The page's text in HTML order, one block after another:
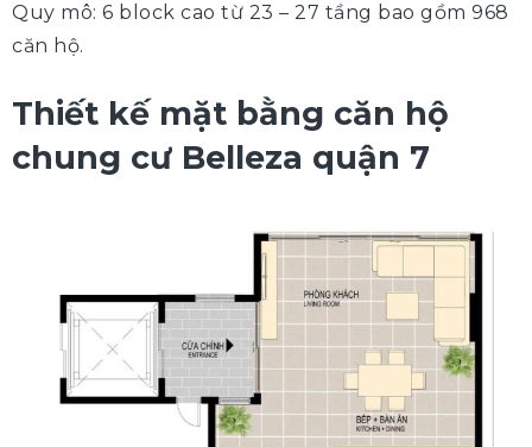
Quy mô: 6 block cao từ 23 – 27 tầng bao gồm 968
căn hộ.
Thiết kế mặt bằng căn hộ
chung cư Belleza quận 7